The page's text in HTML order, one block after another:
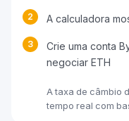
2 A calculadora
3
Crie uma conta
negociar ETH
A taxa de câmbio
tempo real com